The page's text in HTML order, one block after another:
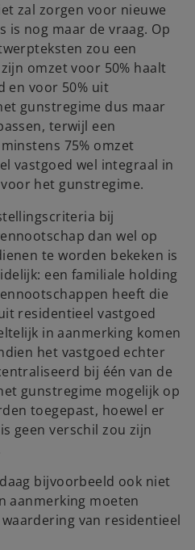
zal zorgen voor nieuwe
is nog maar de vraag. Op
zou een
omzet voor 50% haalt
en voor 50% uit
gunstregime dus maar
terwijl een
75% omzet
vastgoed wel integraal in
het gunstregime.
bij
dan wel op
te worden bekeken is
een familiale holding
heeft die
residentieel vastgoed
in aanmerking komen
het vastgoed echter
bij één van de
gunstregime mogelijk op
toegepast, hoewel er
geen verschil zou zijn
bijvoorbeeld ook niet
aanmerking moeten
van residentieel